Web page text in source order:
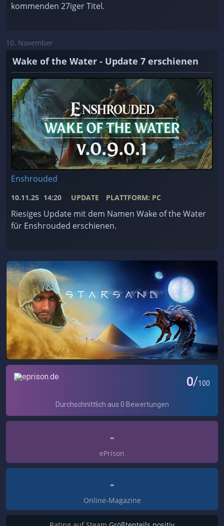
kommenden 27iger Titel.
10. November
Wake of the Water - Update 7 erschienen
Enshrouded
10.11.25 14:20 UPDATE PLATTFORM: PC
Riesiges Update mit dem Namen Wake of the Water
für Enshrouded erschienen.
-
ePrison
-
Online-Magazine